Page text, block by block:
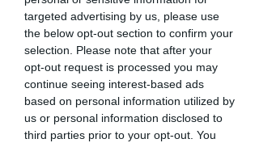
targeted advertising by us, please use
the below opt-out section to confirm your
selection. Please note that after your
opt-out request is processed you may
continue seeing interest-based ads
based on personal information utilized by
us or personal information disclosed to
third parties prior to your opt-out. You
registrate:
momenti autentici di creatività,
divertimento e apprendimento in
cucina, da vivere quando vuoi, tutte
le volte che vuoi.
Per bambini dai 4 (con la presenza
costante dei genitori ai 12+ sempre
più in autonomia)